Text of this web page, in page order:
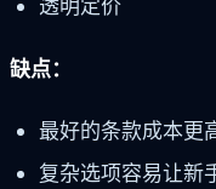
透明定价
缺点：
最好的条款成本更
复杂选项容易让新